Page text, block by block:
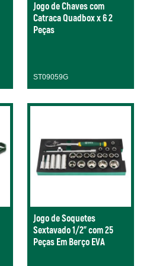
Jogo de Chaves com
Catraca Quadbox x 6 2
Peças
ST09059G
Jogo de Soquetes
Sextavado 1/2" com 25
Peças Em Berço EVA